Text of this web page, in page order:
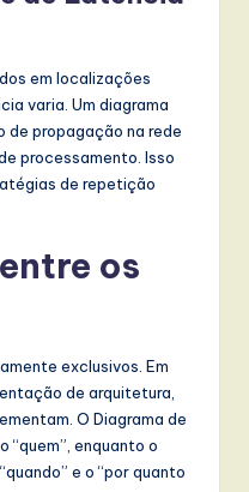
em localizações
varia. Um diagrama
de propagação na rede
processamento. Isso
de repetição
os
exclusivos. Em
de arquitetura,
O Diagrama de
“quem”, enquanto o
e o “por quanto